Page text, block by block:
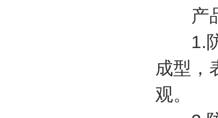
产
1.防
成型，
观。